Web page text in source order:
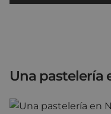
Una pastelería